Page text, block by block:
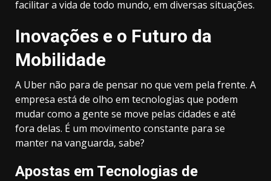
facilitar a vida de todo mundo, em diversas situações.
Inovações e o Futuro da
Mobilidade
A Uber não para de pensar no que vem pela frente. A
empresa está de olho em tecnologias que podem
mudar como a gente se move pelas cidades e até
fora delas. É um movimento constante para se
manter na vanguarda, sabe?
Apostas em Tecnologias de